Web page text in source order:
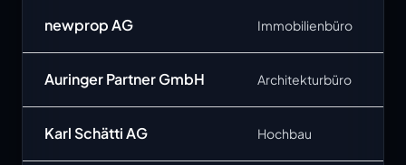
newprop AG Immobilienbüro
Auringer Partner GmbH Architekturbüro
Karl Schätti AG Hochbau